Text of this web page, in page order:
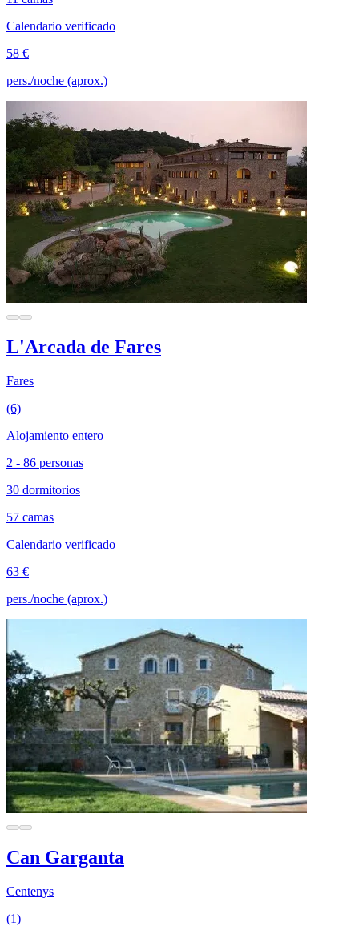
Calendario verificado
58 €
pers./noche (aprox.)
L'Arcada de Fares
Fares
(6)
Alojamiento entero
2 - 86 personas
30 dormitorios
57 camas
Calendario verificado
63 €
pers./noche (aprox.)
Can Garganta
Centenys
(1)